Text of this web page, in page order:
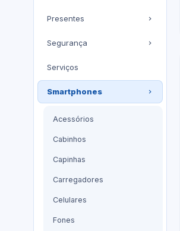
Presentes
Segurança
Serviços
Smartphones
Acessórios
Cabinhos
Capinhas
Carregadores
Celulares
Fones